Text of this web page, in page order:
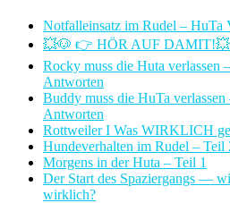
Notfalleinsatz im Rudel – HuTa
💥🐶 👉 HÖR AUF
Rocky muss die Huta verlassen
Antworten
Buddy muss die HuTa
Antworten
Rottweiler I Was WIRKLICH
Hundeverhalten im Rudel – Teil
Morgens in der Huta – Teil 1
Der Start des Spaziergangs —
wirklich?